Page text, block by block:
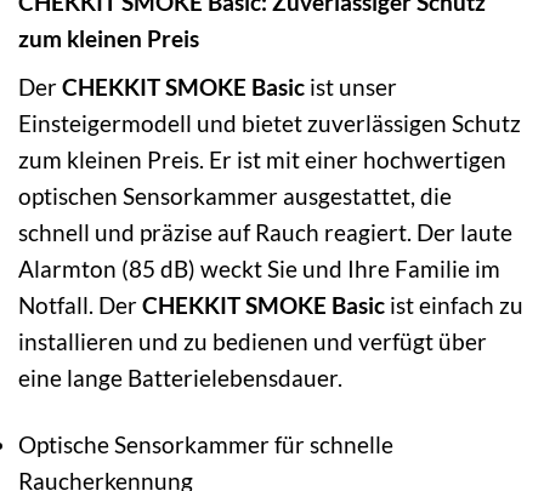
zum kleinen Preis
DerCHEKKIT SMOKE Basic ist unser
Einsteigermodell und bietet zuverlässigen Schutz
zum kleinen Preis. Er ist mit einer hochwertigen
optischen Sensorkammer ausgestattet, die
schnell und präzise auf Rauch reagiert. Der laute
Alarmton (85 dB) weckt Sie und Ihre Familie im
Notfall. DerCHEKKIT SMOKE Basic ist einfach zu
installieren und zu bedienen und verfügt über
eine lange Batterielebensdauer.
Optische Sensorkammer für schnelle
Raucherkennung